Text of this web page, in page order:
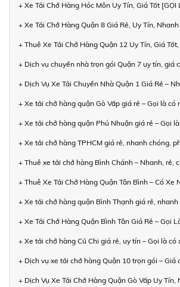
+ Xe Tải Chở Hàng Hóc Môn Uy Tín, Giá Tốt [GỌI
+ Xe Tải Chở Hàng Quận 8 Giá Rẻ, Uy Tín,
+ Thuê Xe Tải Chở Hàng Quận 12 Uy Tín, Giá
+ Dịch vụ chuyển nhà trọn gói Quận 7 uy tín, giá
+ Dịch Vụ Xe Tải Chuyển Nhà Quận 1 Giá Rẻ –
+ Xe tải chở hàng quận Gò Vấp giá rẻ – Gọi là có
+ Xe tải chở hàng quận Phú Nhuận giá rẻ – Gọi
+ Xe tải chở hàng TPHCM giá rẻ, nhanh chóng,
+ Thuê xe tải chở hàng Bình Chánh – Nhanh, rẻ,
+ Thuê Xe Tải Chở Hàng Quận Tân Bình – Có Xe
+ Xe tải chở hàng quận Bình Thạnh giá rẻ,
+ Xe Tải Chở Hàng Quận Bình Tân Giá Rẻ – Gọi
+ Xe tải chở hàng Củ Chi giá rẻ, uy tín – Gọi là có
+ Dịch vụ xe tải chở hàng Quận 10 trọn gói – Giá
+ Dịch Vụ Xe Tải Chở Hàng Quận Gò Vấp Uy Tín,